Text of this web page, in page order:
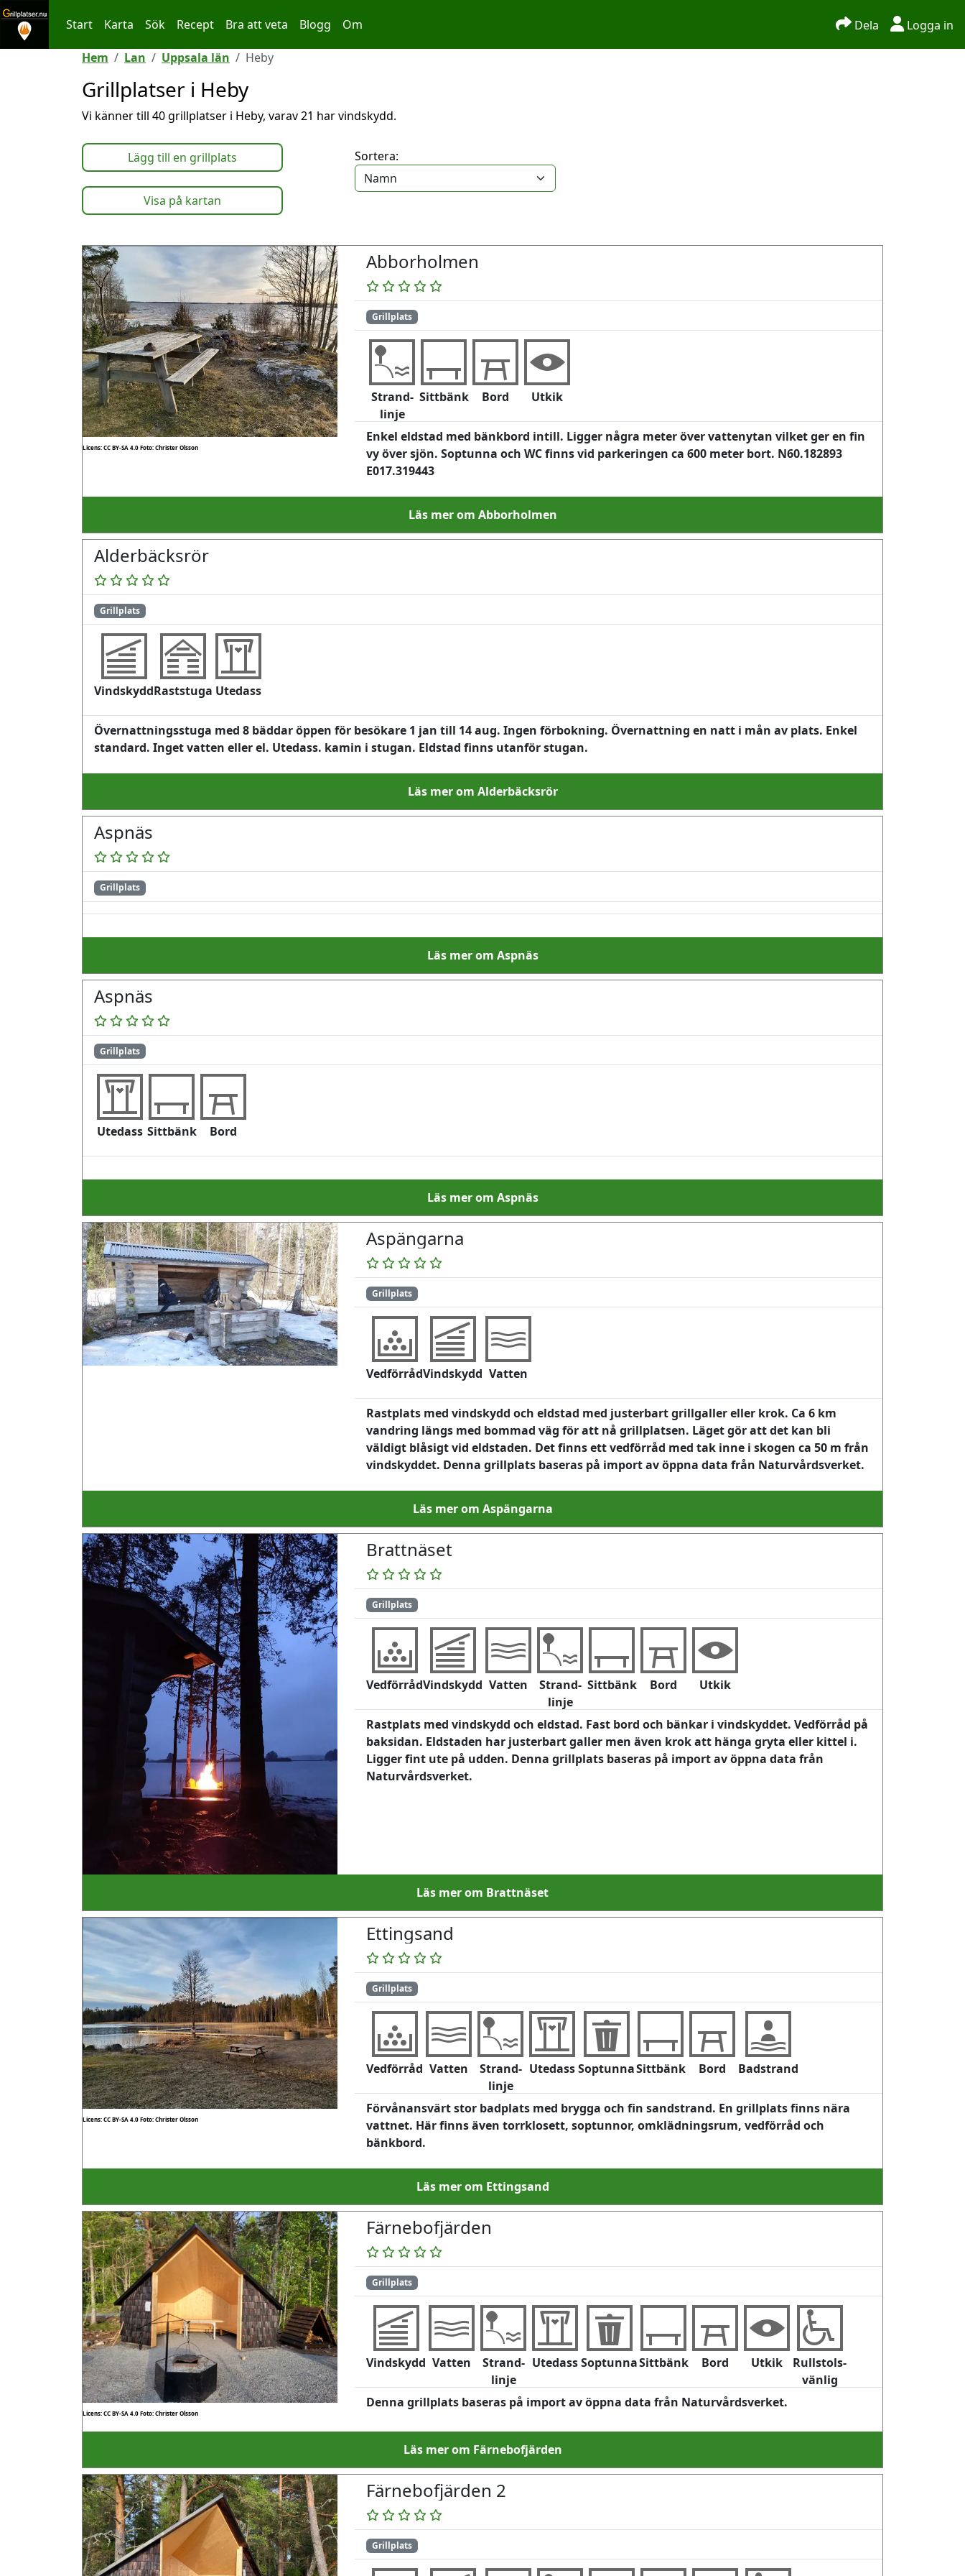
Hoppa till innehållet
Start Karta Sök Recept Bra att veta Blogg Om Dela Logga in
Hem Lan Uppsala län Heby
Grillplatser i Heby
Vi känner till 40 grillplatser i Heby, varav 21 har vindskydd.
Lägg till en grillplats
Visa på kartan
Sortera:
Licens: CC BY-SA 4.0Foto: Christer Olsson
Abborholmen
Grillplats
Strand-
linje
Sittbänk Bord Utkik
Enkel eldstad med bänkbord intill. Ligger några meter över vattenytan vilket ger en fin
vy över sjön. Soptunna och WC finns vid parkeringen ca 600 meter bort. N60.182893
E017.319443
Läs mer om Abborholmen
Alderbäcksrör
Grillplats
VindskyddRaststuga Utedass
Övernattningsstuga med 8 bäddar öppen för besökare 1 jan till 14 aug. Ingen förbokning. Övernattning en natt i mån av plats. Enkel
standard. Inget vatten eller el. Utedass. kamin i stugan. Eldstad finns utanför stugan.
Läs mer om Alderbäcksrör
Aspnäs
Grillplats
Läs mer om Aspnäs
Aspnäs
Grillplats
Utedass Sittbänk Bord
Läs mer om Aspnäs
Aspängarna
Grillplats
VedförrådVindskydd Vatten
Rastplats med vindskydd och eldstad med justerbart grillgaller eller krok. Ca 6 km
vandring längs med bommad väg för att nå grillplatsen. Läget gör att det kan bli
väldigt blåsigt vid eldstaden. Det finns ett vedförråd med tak inne i skogen ca 50 m från
vindskyddet. Denna grillplats baseras på import av öppna data från Naturvårdsverket.
Läs mer om Aspängarna
Brattnäset
Grillplats
VedförrådVindskydd Vatten
Strand-
linje
Sittbänk Bord Utkik
Rastplats med vindskydd och eldstad. Fast bord och bänkar i vindskyddet. Vedförråd på
baksidan. Eldstaden har justerbart galler men även krok att hänga gryta eller kittel i.
Ligger fint ute på udden. Denna grillplats baseras på import av öppna data från
Naturvårdsverket.
Läs mer om Brattnäset
Licens: CC BY-SA 4.0Foto: Christer Olsson
Ettingsand
Grillplats
Vedförråd Vatten
Strand-
linje
UtedassSoptunnaSittbänk Bord Badstrand
Förvånansvärt stor badplats med brygga och fin sandstrand. En grillplats finns nära
vattnet. Här finns även torrklosett, soptunnor, omklädningsrum, vedförråd och
bänkbord.
Läs mer om Ettingsand
Licens: CC BY-SA 4.0Foto: Christer Olsson
Färnebofjärden
Grillplats
Vindskydd Vatten
Strand-
linje
UtedassSoptunnaSittbänk Bord Utkik
Rullstols-
vänlig
Denna grillplats baseras på import av öppna data från Naturvårdsverket.
Läs mer om Färnebofjärden
Färnebofjärden 2
Grillplats